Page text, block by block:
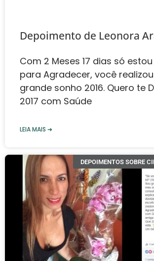
Depoimento de Leonora
Com 2 Meses 17 dias só
para Agradecer, você
grande sonho 2016. Quero te
2017 com Saúde
LEIA MAIS ➜
DEPOIMENTOS SOBRE